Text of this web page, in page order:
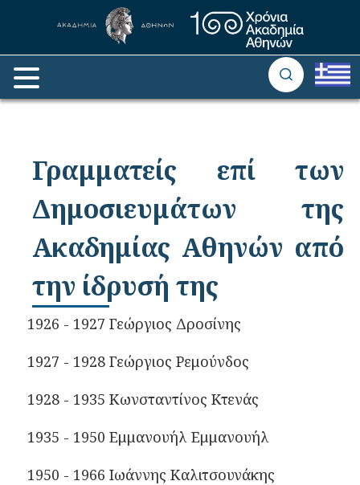
Γραμματείς επί των
Δημοσιευμάτων της
Ακαδημίας Αθηνών από
την ίδρυσή της
1926 - 1927 Γεώργιος Δροσίνης
1927 - 1928 Γεώργιος Ρεμούνδος
1928 - 1935 Κωνσταντίνος Κτενάς
1935 - 1950 Εμμανουήλ Εμμανουήλ
1950 - 1966 Ιωάννης Καλιτσουνάκης